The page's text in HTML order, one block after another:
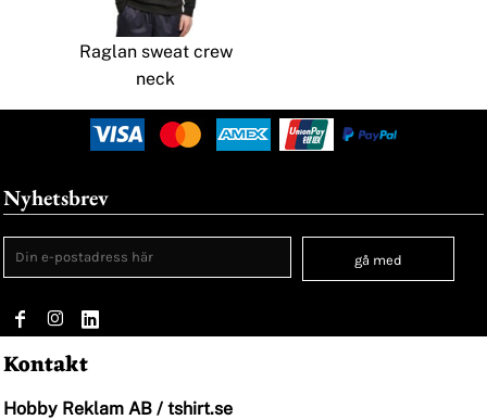
Raglan sweat crew
neck
Nyhetsbrev
gå med
Kontakt
Hobby Reklam AB / tshirt.se